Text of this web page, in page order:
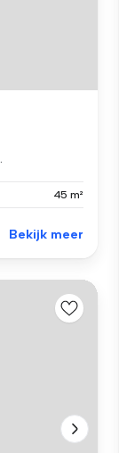
45 m²
Bekijk meer